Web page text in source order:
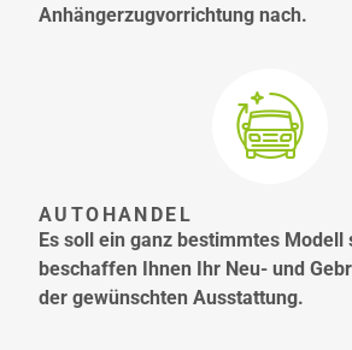
Anhängerzugvorrichtung nach.
AUTOHANDEL
Es soll ein ganz bestimmtes Modell
beschaffen Ihnen Ihr Neu- und
der gewünschten Ausstattung.